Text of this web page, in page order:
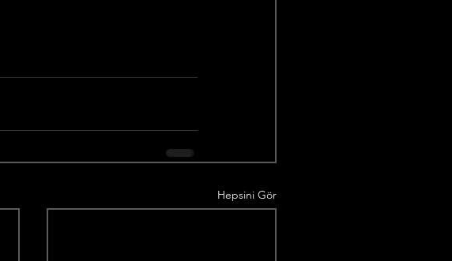
Hepsini Gör